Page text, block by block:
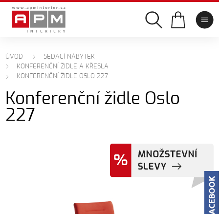
ÚVOD
SEDACÍ NÁBYTEK
KONFERENČNÍ ŽIDLE A KŘESLA
KONFERENČNÍ ŽIDLE OSLO 227
Konferenční židle Oslo
227